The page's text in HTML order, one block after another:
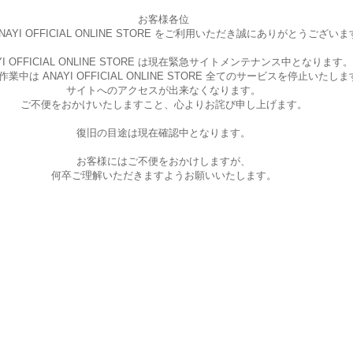
お客様各位
OFFICIAL ONLINE STORE をご利用いただき誠にありがとうございま
OFFICIAL ONLINE STORE は現在緊急サイトメンテナンス中となります。
業中は ANAYI OFFICIAL ONLINE STORE 全てのサービスを停止いたしま
サイトへのアクセスが出来なくなります。
ご不便をおかけいたしますこと、 心よりお詫び申し上げます。
復旧の目途は現在確認中となります。
お客様にはご不便をおかけしますが、
何卒ご理解いただきますようお願いいたします。